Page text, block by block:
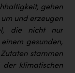
gehen
und erzeugen
die nicht nur
gesunden,
stammen
klimatischen